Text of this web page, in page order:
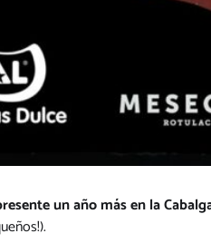
un año más en la